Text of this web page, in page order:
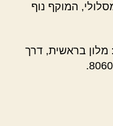
המוקף נוף
מלון בראשית, דרך